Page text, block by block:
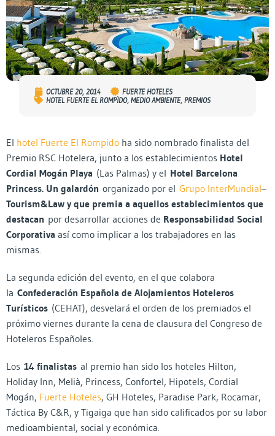
OCTUBRE 20, 2014
FUERTE HOTELES
HOTEL FUERTE EL ROMPÌDO,MEDIO AMBIENTE,PREMIOS
El hotel Fuerte El Rompido ha sido nombrado finalista del
Premio RSC Hotelera, junto a los establecimientos Hotel
Cordial Mogán Playa (Las Palmas) y el Hotel Barcelona
Princess. Un galardón organizado por el Grupo InterMundial–
Tourism&Law y que premia a aquellos establecimientos que
destacan por desarrollar acciones de Responsabilidad Social
Corporativa así como implicar a los trabajadores en las
mismas.
La segunda edición del evento, en el que colabora
la Confederación Española de Alojamientos Hoteleros
Turísticos (CEHAT), desvelará el orden de los premiados el
próximo viernes durante la cena de clausura del Congreso de
Hoteleros Españoles.
Los 14 finalistas al premio han sido los hoteles Hilton,
Holiday Inn, Melià, Princess, Confortel, Hipotels, Cordial
Mogán, Fuerte Hoteles, GH Hoteles, Paradise Park, Rocamar,
Táctica By C&R, y Tigaiga que han sido calificados por su labor
medioambiental, social y económica.